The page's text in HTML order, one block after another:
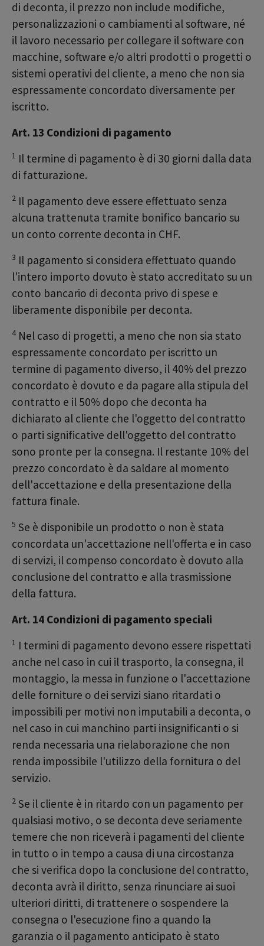
di deconta, il prezzo non include modifiche,
personalizzazioni o cambiamenti al software, né
il lavoro necessario per collegare il software con
macchine, software e/o altri prodotti o progetti o
sistemi operativi del cliente, a meno che non sia
espressamente concordato diversamente per
iscritto.
Art. 13 Condizioni di pagamento
1 Il termine di pagamento è di 30 giorni dalla data
di fatturazione.
2 Il pagamento deve essere effettuato senza
alcuna trattenuta tramite bonifico bancario su
un conto corrente deconta in CHF.
3 Il pagamento si considera effettuato quando
l'intero importo dovuto è stato accreditato su un
conto bancario di deconta privo di spese e
liberamente disponibile per deconta.
4Nel caso di progetti, a meno che non sia stato
espressamente concordato per iscritto un
termine di pagamento diverso, il 40% del prezzo
concordato è dovuto e da pagare alla stipula del
contratto e il 50% dopo che deconta ha
dichiarato al cliente che l'oggetto del contratto
o parti significative dell'oggetto del contratto
sono pronte per la consegna. Il restante 10% del
prezzo concordato è da saldare al momento
dell'accettazione e della presentazione della
fattura finale.
5 Se è disponibile un prodotto o non è stata
concordata un'accettazione nell'offerta e in caso
di servizi, il compenso concordato è dovuto alla
conclusione del contratto e alla trasmissione
della fattura.
Art. 14 Condizioni di pagamento speciali
1 I termini di pagamento devono essere rispettati
anche nel caso in cui il trasporto, la consegna, il
montaggio, la messa in funzione o l'accettazione
delle forniture o dei servizi siano ritardati o
impossibili per motivi non imputabili a deconta, o
nel caso in cui manchino parti insignificanti o si
renda necessaria una rielaborazione che non
renda impossibile l'utilizzo della fornitura o del
servizio.
2 Se il cliente è in ritardo con un pagamento per
qualsiasi motivo, o se deconta deve seriamente
temere che non riceverà i pagamenti del cliente
in tutto o in tempo a causa di una circostanza
che si verifica dopo la conclusione del contratto,
deconta avrà il diritto, senza rinunciare ai suoi
ulteriori diritti, di trattenere o sospendere la
consegna o l'esecuzione fino a quando la
garanzia o il pagamento anticipato è stato